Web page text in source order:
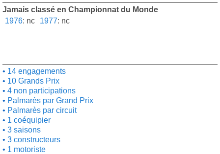
Jamais classé en Championnat du Monde
1976: nc 1977: nc
14 engagements
10 Grands Prix
4 non participations
Palmarès par Grand Prix
Palmarès par circuit
1 coéquipier
3 saisons
3 constructeurs
1 motoriste